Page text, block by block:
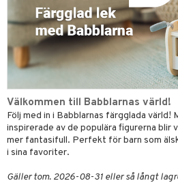
Välkommen till Babblarnas värld!
Följ med in i Babblarnas färgglada värld!
inspirerade av de populära figurerna blir
mer fantasifull. Perfekt för barn som
i sina favoriter.
Gäller tom. 2026-08-31 eller så långt